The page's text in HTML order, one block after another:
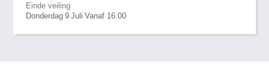
Einde veiling
Donderdag 9 Juli Vanaf 16:00